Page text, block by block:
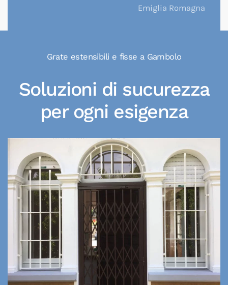
Emiglia Romagna
Grate estensibili e fisse a Gambolo
Soluzioni di sucurezza
per ogni esigenza